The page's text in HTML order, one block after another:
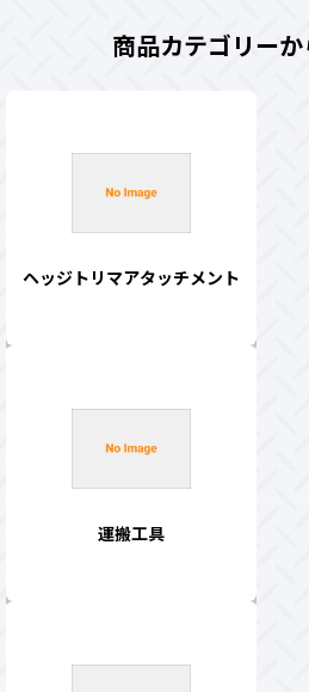
商品カテゴリー
ヘッジトリマアタッチメント
運搬工具